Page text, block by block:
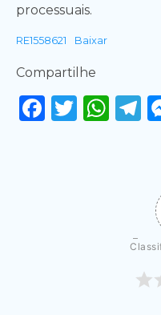
processuais.
RE1558621 Baixar
Compartilhe